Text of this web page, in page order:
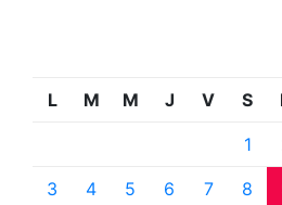
L M M J V S
1
3 4 5 6 7 8